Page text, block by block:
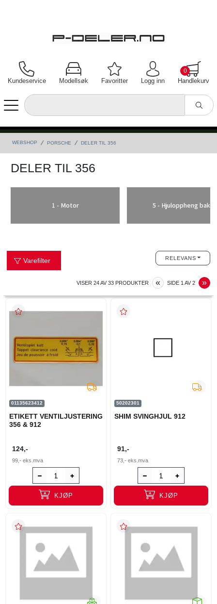
Kundeservice Modellsøk Favoritter Logg inn Handlekurv
0
WEBSHOP PORSCHE DELER TIL 356
DELER TIL 356
1 - Motor 5 - Hjuloppheng bak
Varefilter RELEVANS
VISER 24AV 33 PRODUKTER «PREVIOUS
SIDE 1 AV 2 »
01135623412
ETIKETT VENTILJUSTERING
356 & 912
124,-
99,- eks.mva
KJØP
50202301
SHIM SVINGHJUL 912
91,-
73,- eks.mva
KJØP